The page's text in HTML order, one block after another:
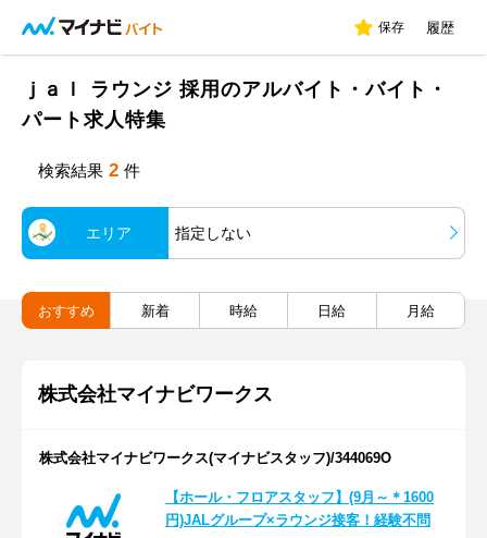
保存 履歴
ｊａｌ ラウンジ 採用のアルバイト・バイト・
パート求人特集
検索結果 2 件
エリア 指定しない
おすすめ 新着 時給 日給 月給
株式会社マイナビワークス
株式会社マイナビワークス(マイナビスタッフ)/344069O
【ホール・フロアスタッフ】(9月～＊1600
円)JALグループ×ラウンジ接客！経験不問